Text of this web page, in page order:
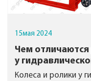
15мая 2024
Чем отличаются
у
Колеса и ролики у